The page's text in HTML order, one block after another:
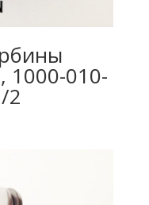
1000-010-
2